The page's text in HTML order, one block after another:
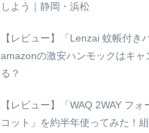
しよう｜静岡・浜松
【レビュー】「Lenzai 蚊帳付き
amazonの激安ハンモックはキャ
る？
【レビュー】「WAQ 2WAY フ
コット」を約半年使ってみた！